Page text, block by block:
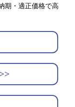
期・適正価格で高